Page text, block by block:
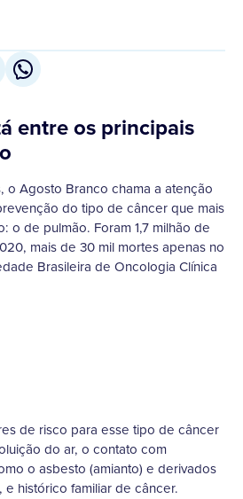
entre os principais
o Agosto Branco chama a atenção
do tipo de câncer que mais
o de pulmão. Foram 1,7 milhão de
mais de 30 mil mortes apenas no
Brasileira de Oncologia Clínica
de risco para esse tipo de câncer
do ar, o contato com
o asbesto (amianto) e derivados
histórico familiar de câncer.